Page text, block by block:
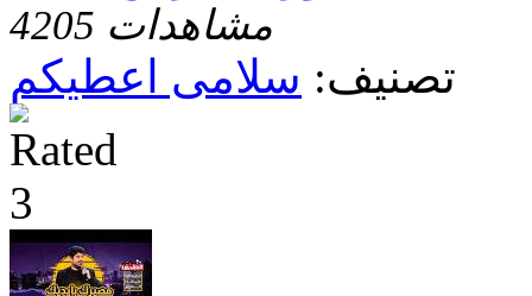
4205 مشاهدات
تصنيف: سلامى اعطيكم